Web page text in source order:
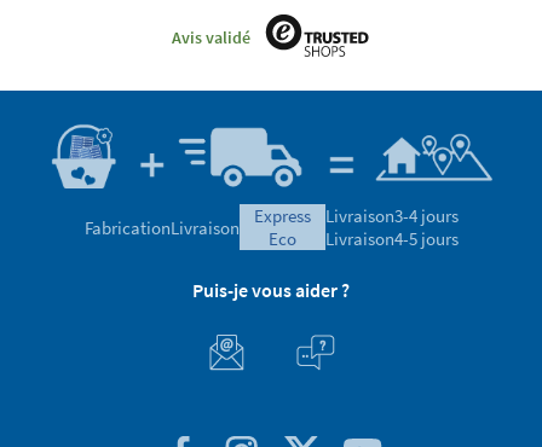
Avis validé
FabricationLivraison
express
eco
Livraison3-4 jours
Livraison4-5 jours
Puis-je vous aider ?